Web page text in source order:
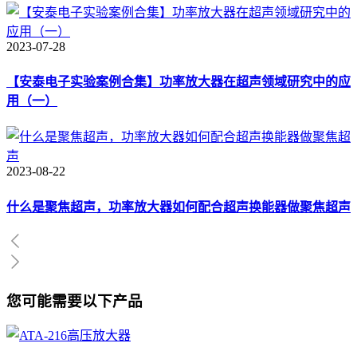
2023-07-28
【安泰电子实验案例合集】功率放大器在超声领域研究中的应
用（一）
2023-08-22
什么是聚焦超声，功率放大器如何配合超声换能器做聚焦超声
您可能需要以下产品